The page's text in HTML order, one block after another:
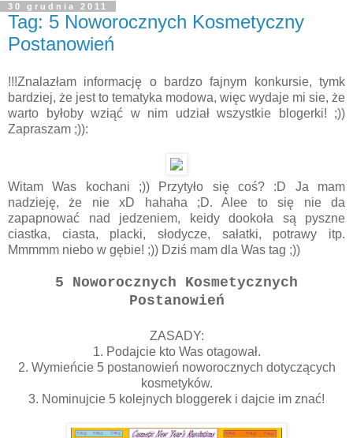
30 grudnia 2011
Tag: 5 Noworocznych Kosmetyczny
Postanowień
!!!Znalazłam informację o bardzo fajnym konkursie, tymk
bardziej, że jest to tematyka modowa, więc wydaje mi sie, że
warto byłoby wziąć w nim udział wszystkie blogerki! ;))
Zapraszam ;)):
Witam Was kochani ;)) Przytyło się coś? :D Ja mam
nadzieję, że nie xD hahaha ;D. Alee to się nie da
zapapnować nad jedzeniem, keidy dookoła są pyszne
ciastka, ciasta, placki, słodycze, sałatki, potrawy itp.
Mmmmm niebo w gębie! ;)) Dziś mam dla Was tag ;))
5 Noworocznych Kosmetycznych
Postanowień
ZASADY:
1. Podajcie kto Was otagował.
2. Wymieńcie 5 postanowień noworocznych dotyczących
kosmetyków.
3. Nominujcie 5 kolejnych bloggerek i dajcie im znać!